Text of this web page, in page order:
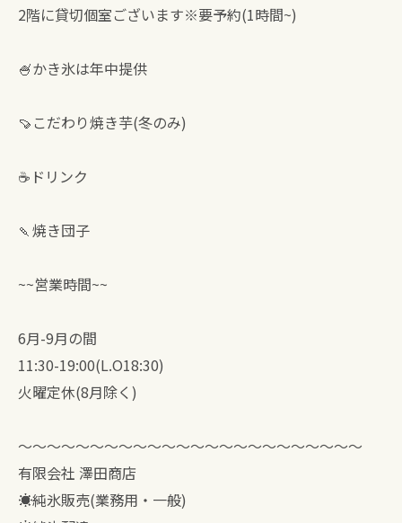
2階に貸切個室ございます※要予約(1時間~)
🍧かき氷は年中提供
🍠こだわり焼き芋(冬のみ)
☕ドリンク
🍡焼き団子
~~営業時間~~
6月-9月の間
11:30-19:00(L.O18:30)
火曜定休(8月除く)
〜〜〜〜〜〜〜〜〜〜〜〜〜〜〜〜〜〜〜〜〜〜〜〜
有限会社 澤田商店
☀︎純氷販売(業務用・一般)